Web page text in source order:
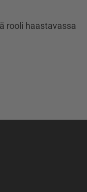
rooli haastavassa